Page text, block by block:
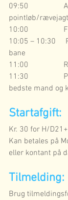
09:50
pointløb/rævejagt
10:00
10:05 – 10:30
bane
11:00
11:30
bedste mand og
Startafgift:
Kr. 30 for H/
Kan betales på
eller kontant på
Tilmelding:
Brug